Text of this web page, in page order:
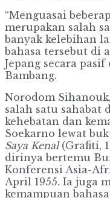
“Menguasai
merupakan salah
banyak kelebihan
bahasa tersebut di
Jepang secara
Bambang.
Norodom
salah satu sahabat
kehebatan dan
Soekarno lewat
Saya Kenal(Grafiti,
dirinya bertemu
Konferensi Asia-
April 1955. Ia juga
kemampuan